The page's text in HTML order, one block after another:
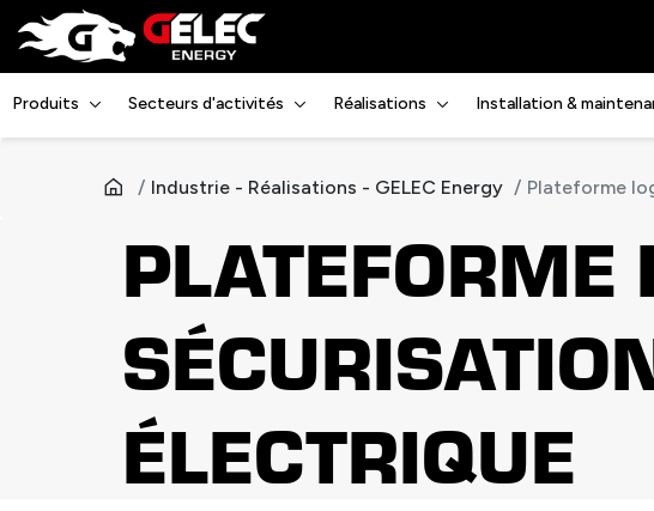
Produits Secteurs d'activités Réalisations Installation &
Industrie - Réalisations - GELEC Energy Plateforme
PLATEFORME
ÉLECTRIQUE